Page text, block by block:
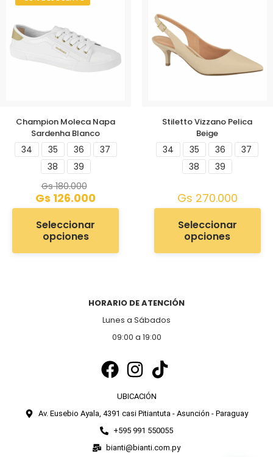
Champion Moleca Napa
Sardenha Blanco
34 35 36
37
38
39
Gs180.000
Gs 126.000
Seleccionar
opciones
Stiletto Vizzano Pelica
Beige
34 35 36
37
38
39
Gs 270.000
Seleccionar
opciones
HORARIO DE ATENCIÓN
Lunes a Sábados
09:00 a 19:00
UBICACIÓN
Av. Eusebio Ayala, 4391 casi Pitiantuta - Asunción - Paraguay
+595 991 550055
bianti@bianti.com.py